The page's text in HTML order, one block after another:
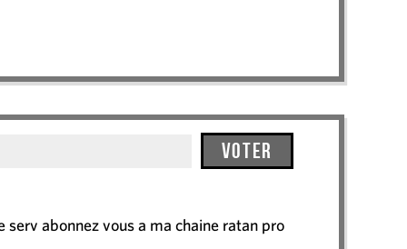
Voter
abonnez vous a ma chaine ratan pro